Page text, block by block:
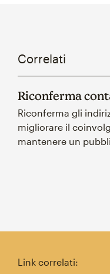
Correlati
Riconferma
Riconferma gli
migliorare il
mantenere un
Link correlati: